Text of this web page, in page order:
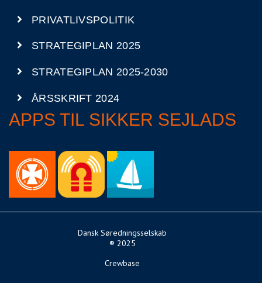
PRIVATLIVSPOLITIK
STRATEGIPLAN 2025
STRATEGIPLAN 2025-2030
ÅRSSKRIFT 2024
APPS TIL SIKKER SEJLADS
Dansk Søredningsselskab
® 2025
Crewbase